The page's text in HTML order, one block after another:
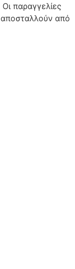
παραγγελίες
από